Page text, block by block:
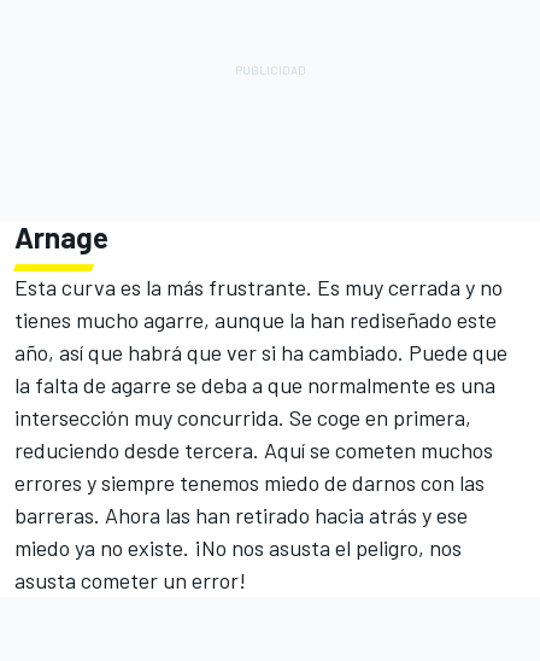
Arnage
Esta curva es la más frustrante. Es muy cerrada y no
tienes mucho agarre, aunque la han rediseñado este
año, así que habrá que ver si ha cambiado. Puede que
la falta de agarre se deba a que normalmente es una
intersección muy concurrida. Se coge en primera,
reduciendo desde tercera. Aquí se cometen muchos
errores y siempre tenemos miedo de darnos con las
barreras. Ahora las han retirado hacia atrás y ese
miedo ya no existe. ¡No nos asusta el peligro, nos
asusta cometer un error!